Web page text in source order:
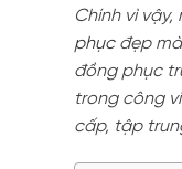
Chính vì vậy,
phục đẹp
đồng phục
trong công
cấp, tập